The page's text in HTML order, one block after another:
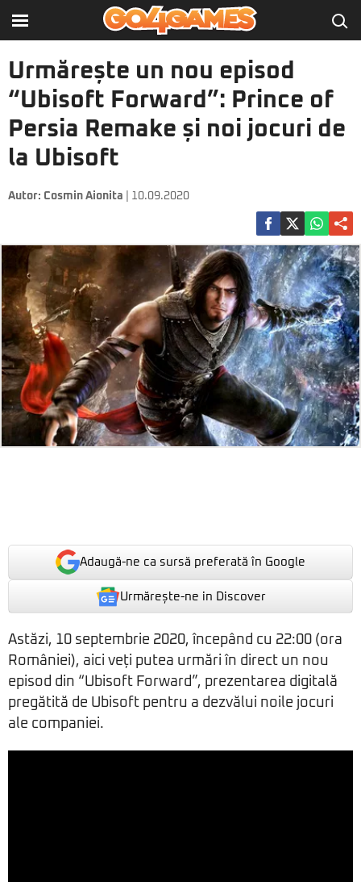
Urmărește un nou episod
“Ubisoft Forward”: Prince of
Persia Remake și noi jocuri de
la Ubisoft
Autor: Cosmin Aionita | 10.09.2020
Adaugă-ne ca sursă preferată în Google
Urmărește-ne in Discover
Astăzi, 10 septembrie 2020, începând cu 22:00 (ora
României), aici veți putea urmări în direct un nou
episod din “Ubisoft Forward”, prezentarea digitală
pregătită de Ubisoft pentru a dezvălui noile jocuri
ale companiei.